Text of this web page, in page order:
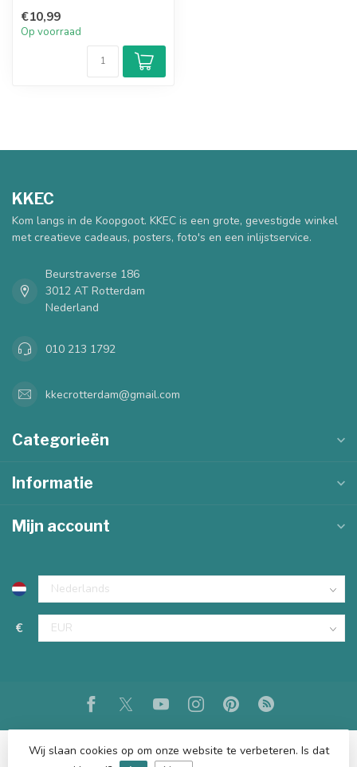
€10,99
Op voorraad
KKEC
Kom langs in de Koopgoot. KKEC is een grote, gevestigde winkel
met creatieve cadeaus, posters, foto's en een inlijstservice.
Beurstraverse 186
3012 AT Rotterdam
Nederland
010 213 1792
kkecrotterdam@gmail.com
Categorieën
Informatie
Mijn account
€
Wij slaan cookies op om onze website te verbeteren. Is dat